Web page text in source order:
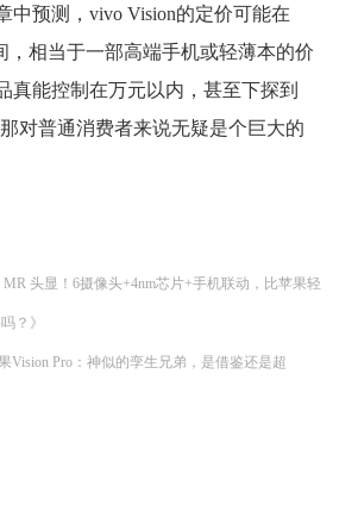
中预测，vivo Vision的定价可能在
，相当于一部高端手机或轻薄本的价
真能控制在万元以内，甚至下探到
对普通消费者来说无疑是个巨大的
MR 头显！6摄像头+4nm芯片+手机联动，比苹果轻
？》
Vision Pro：神似的孪生兄弟，是借鉴还是超